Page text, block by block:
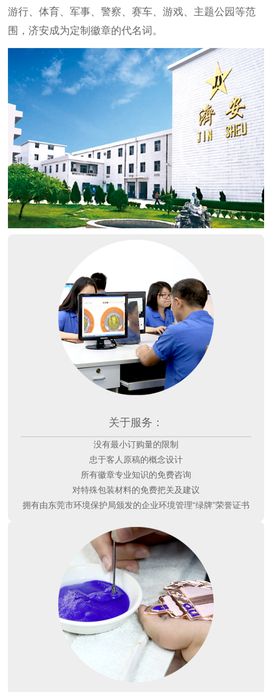
游行、体育、军事、警察、赛车、游戏、主题公园等范
围，济安成为定制徽章的代名词。
关于服务：
没有最小订购量的限制
忠于客人原稿的概念设计
所有徽章专业知识的免费咨询
对特殊包装材料的免费把关及建议
拥有由东莞市环境保护局颁发的企业环境管理“绿牌”荣誉证书